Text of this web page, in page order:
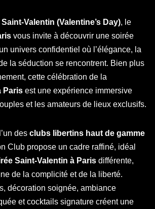
Saint-Valentin (Valentine’s Day), le
vous invite à découvrir une soirée
univers confidentiel où l’élégance, la
la séduction se rencontrent. Bien plus
cette célébration de la
Paris est une expérience immersive
et les amateurs de lieux exclusifs.
des clubs libertins haut de gamme
Club propose un cadre raffiné, idéal
Saint-Valentin à Paris différente,
de la complicité et de la liberté.
décoration soignée, ambiance
et cocktails signature créent une